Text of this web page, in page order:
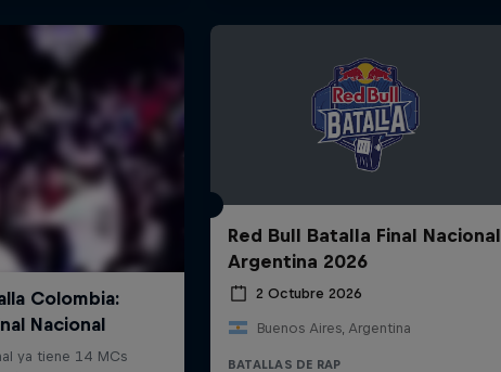
Red Bull Batalla Final Nacional
Argentina 2026
2 Octubre 2026
Buenos Aires, Argentina
BATALLAS DE RAP